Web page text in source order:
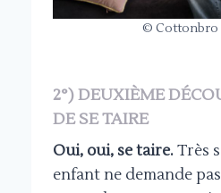
© Cottonbro
2°) DEUXIÈME
DE SE TAIRE
Oui, oui, se taire.Très
enfant ne demande